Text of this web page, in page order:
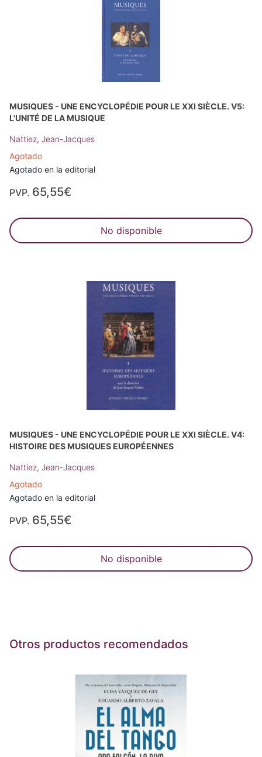
MUSIQUES - UNE ENCYCLOPÉDIE POUR LE XXI SIÈCLE. V5:
L'UNITÉ DE LA MUSIQUE
Nattiez, Jean-Jacques
Agotado
Agotado en la editorial
PVP. 65,55€
No disponible
MUSIQUES - UNE ENCYCLOPÉDIE POUR LE XXI SIÈCLE. V4:
HISTOIRE DES MUSIQUES EUROPÉENNES
Nattiez, Jean-Jacques
Agotado
Agotado en la editorial
PVP. 65,55€
No disponible
Otros productos recomendados